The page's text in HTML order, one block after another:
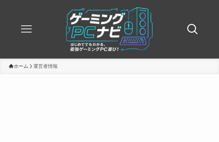
ホーム 運営者情報